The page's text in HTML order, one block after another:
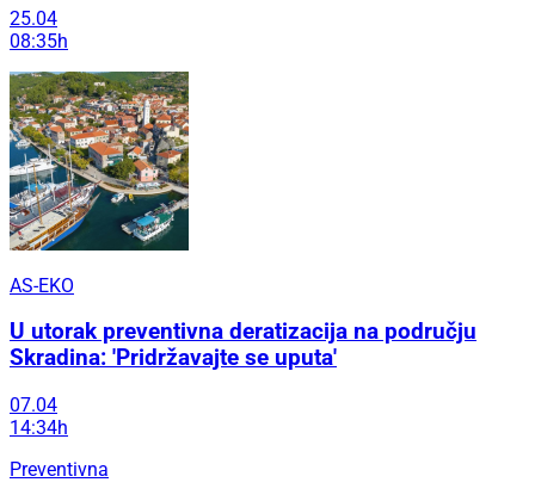
25.04
08:35h
AS-EKO
U utorak preventivna deratizacija na području
Skradina: 'Pridržavajte se uputa'
07.04
14:34h
Preventivna